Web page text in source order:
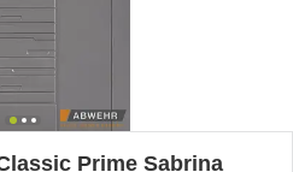
Prime Sabrina